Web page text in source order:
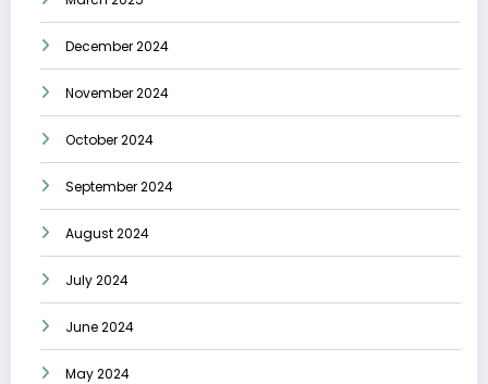
December 2024
November 2024
October 2024
September 2024
August 2024
July 2024
June 2024
May 2024